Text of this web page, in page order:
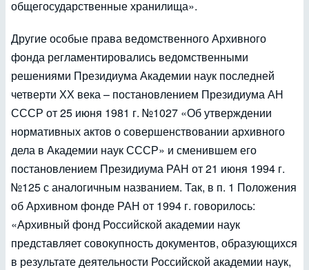
общегосударственные хранилища».
Другие особые права ведомственного Архивного
фонда регламентировались ведомственными
решениями Президиума Академии наук последней
четверти ХХ века – постановлением Президиума АН
СССР от 25 июня 1981 г. №1027 «Об утверждении
нормативных актов о совершенствовании архивного
дела в Академии наук СССР» и сменившем его
постановлением Президиума РАН от 21 июня 1994 г.
№125 с аналогичным названием. Так, в п. 1 Положения
об Архивном фонде РАН от 1994 г. говорилось:
«Архивный фонд Российской академии наук
представляет совокупность документов, образующихся
в результате деятельности Российской академии наук,